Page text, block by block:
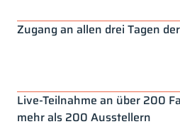
Zugang an allen drei Tagen
Live-Teilnahme an über 200
mehr als 200 Ausstellern